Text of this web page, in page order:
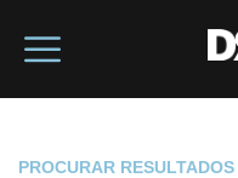
PROCURAR RESULTADOS